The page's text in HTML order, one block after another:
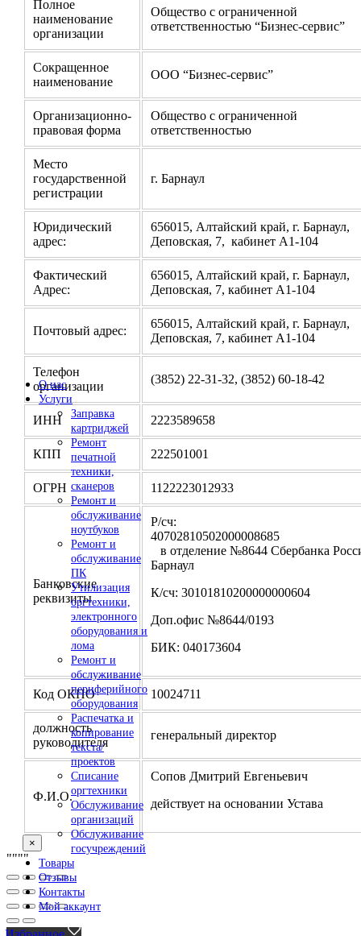
О нас
Услуги
Заправка
картриджей
Ремонт
печатной
техники,
сканеров
Ремонт и
обслуживание
ноутбуков
Ремонт и
обслуживание
ПК
Утилизация
оргтехники,
электронного
оборудования и
лома
Ремонт и
обслуживание
периферийного
оборудования
Распечатка и
копирование
текста/
проектов
Списание
оргтехники
Обслуживание
организаций
Обслуживание
госучреждений
Товары
Отзывы
Контакты
Мой аккаунт
Полное
наименование
организации
Общество с ограниченной
ответственностью “Бизнес-сервис”
Сокращенное
наименование
ООО “Бизнес-сервис”
Организационно-
правовая форма
Общество с ограниченной
ответственностью
Место
государственной
регистрации
г. Барнаул
Юридический
адрес:
656015, Алтайский край, г. Барнаул,
Деповская, 7, кабинет А1-104
Фактический
Адрес:
656015, Алтайский край, г. Барнаул,
Деповская, 7, кабинет А1-104
Почтовый адрес:
656015, Алтайский край, г. Барнаул,
Деповская, 7, кабинет А1-104
Телефон
организации
(3852) 22-31-32, (3852) 60-18-42
ИНН 2223589658
КПП 222501001
ОГРН 1122223012933
Банковские
реквизиты
Р/сч:
в отделение №8644 Сбербанка
Барнаул
К/сч: 30101810200000000604
Доп.офис №8644/0193
БИК: 040173604
Код ОКПО 10024711
должность
руководителя
генеральный директор
Ф.И.О.
Сопов Дмитрий Евгеньевич
действует на основании Устава
×
""""